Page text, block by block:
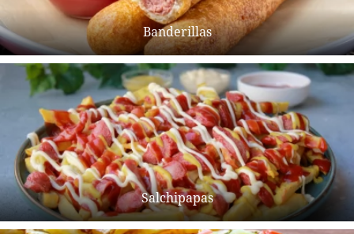
Banderillas
Salchipapas